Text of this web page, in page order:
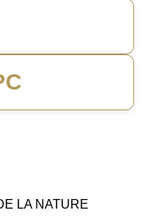
LA NATURE